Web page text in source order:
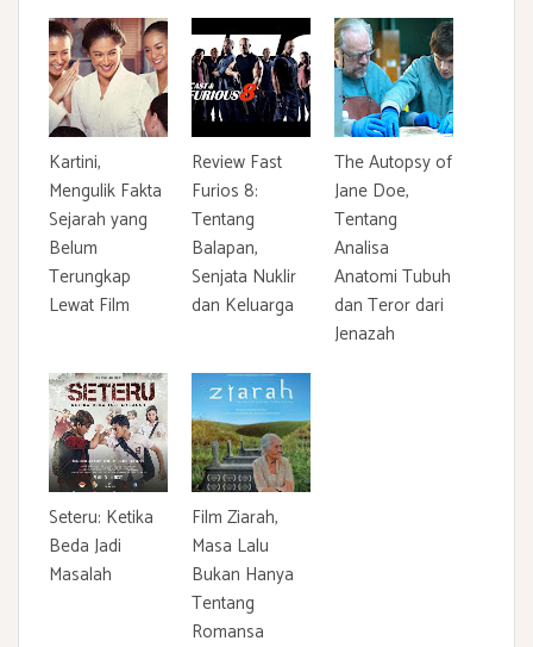
Kartini,
Mengulik Fakta
Sejarah yang
Belum
Terungkap
Lewat Film
Review Fast
Furios 8:
Tentang
Balapan,
Senjata Nuklir
dan Keluarga
The Autopsy of
Jane Doe,
Tentang
Analisa
Anatomi Tubuh
dan Teror dari
Jenazah
Seteru: Ketika
Beda Jadi
Masalah
Film Ziarah,
Masa Lalu
Bukan Hanya
Tentang
Romansa